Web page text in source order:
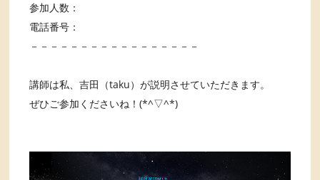
参加人数：
電話番号：
－－－－－－－－－－－－－－－－－
講師は私、吉田（taku）が説明させていただきます。
ぜひご参加くださいね！(*^▽^*)